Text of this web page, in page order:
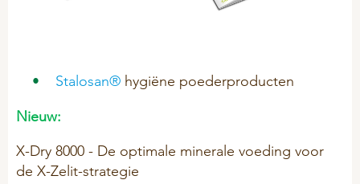
Stalosan® hygiëne poederproducten
Nieuw:
X-Dry 8000 - De optimale minerale voeding voor
de X-Zelit-strategie